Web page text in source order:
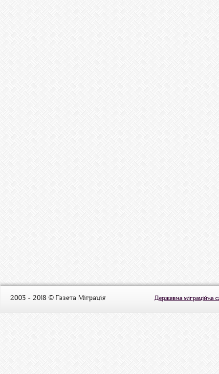
2003 - 2018 © Газета Міграція Державна міграційна